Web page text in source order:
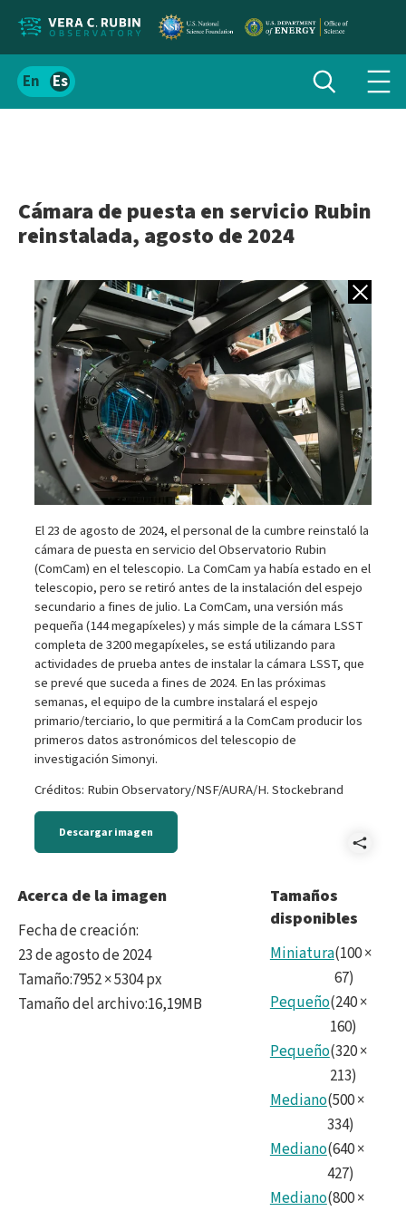
Localizar
el
Español
Alternar
búsqueda
Cámara de puesta en servicio Rubin
reinstalada, agosto de 2024
Volver a
El 23 de agosto de 2024, el personal de la cumbre reinstaló la
cámara de puesta en servicio del Observatorio Rubin
(ComCam) en el telescopio. La ComCam ya había estado en el
telescopio, pero se retiró antes de la instalación del espejo
secundario a fines de julio. La ComCam, una versión más
pequeña (144 megapíxeles) y más simple de la cámara LSST
completa de 3200 megapíxeles, se está utilizando para
actividades de prueba antes de instalar la cámara LSST, que
se prevé que suceda a fines de 2024. En las próximas
semanas, el equipo de la cumbre instalará el espejo
primario/terciario, lo que permitirá a la ComCam producir los
primeros datos astronómicos del telescopio de
investigación Simonyi.
Créditos: Rubin Observatory/NSF/AURA/H. Stockebrand
Descargar imagen
Acerca de la imagen
Fecha de creación:
23 de agosto de 2024
Tamaño:7952 × 5304 px
Tamaño del archivo:16,19MB
Tamaños
disponibles
Miniatura(100×
67)
Pequeño(240×
160)
Pequeño(320×
213)
Mediano(500×
334)
Mediano(640×
427)
Mediano(800×